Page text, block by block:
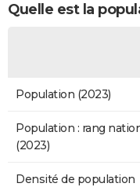
Quelle est la
Population (2023)
Population : rang
(2023)
Densité de population